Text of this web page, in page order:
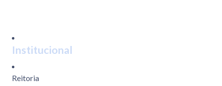
Institucional
Reitoria